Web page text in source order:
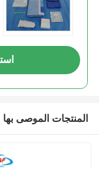
المنتجات الموصى بها